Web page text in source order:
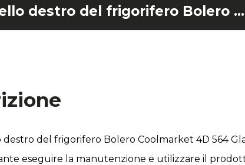
Sportello destro del frigorifero Bolero Coolmarket 4D 564 Glass E
del frigorifero Bolero Coolmarket 4D 564
eseguire la manutenzione e utilizzare il